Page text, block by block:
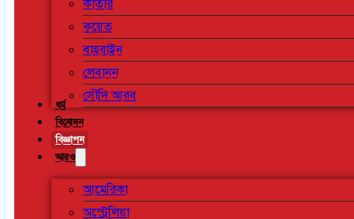
কাতার
কুয়েত
বাহরাইন
লেবানন
সৌদি আরব
ধর্ম
বিনোদন
বিজ্ঞাপন
আরও
আমেরিকা
অস্ট্রেলিয়া